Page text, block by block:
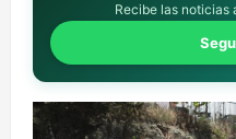
Recibe las noticias